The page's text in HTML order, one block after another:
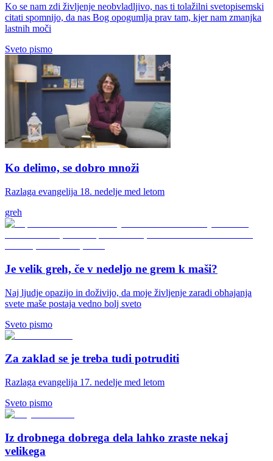
Ko se nam zdi življenje neobvladljivo, nas ti tolažilni svetopisemski
citati spomnijo, da nas Bog opogumlja prav tam, kjer nam zmanjka
lastnih moči
Sveto pismo
Ko delimo, se dobro množi
Razlaga evangelija 18. nedelje med letom
greh
Je velik greh, če v nedeljo ne grem k maši?
Naj ljudje opazijo in doživijo, da moje življenje zaradi obhajanja
svete maše postaja vedno bolj sveto
Sveto pismo
Za zaklad se je treba tudi potruditi
Razlaga evangelija 17. nedelje med letom
Sveto pismo
Iz drobnega dobrega dela lahko zraste nekaj
velikega